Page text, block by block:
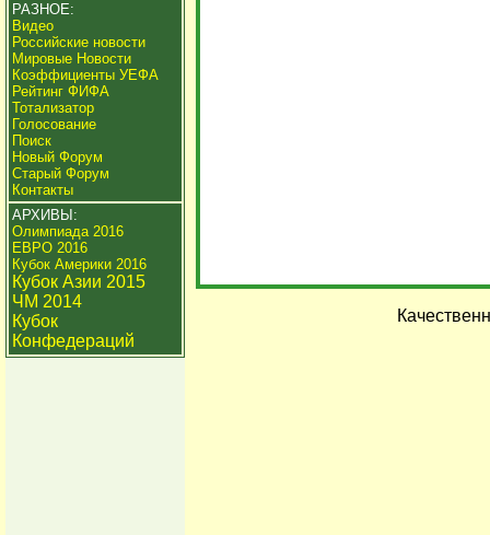
РАЗНОЕ:
Видео
Российские новости
Мировые Новости
Коэффициенты УЕФА
Рейтинг ФИФА
Тотализатор
Голосование
Поиск
Новый Форум
Старый Форум
Контакты
АРХИВЫ:
Олимпиада 2016
ЕВРО 2016
Кубок Америки 2016
Кубок Азии 2015
ЧМ 2014
Кубок
Конфедераций